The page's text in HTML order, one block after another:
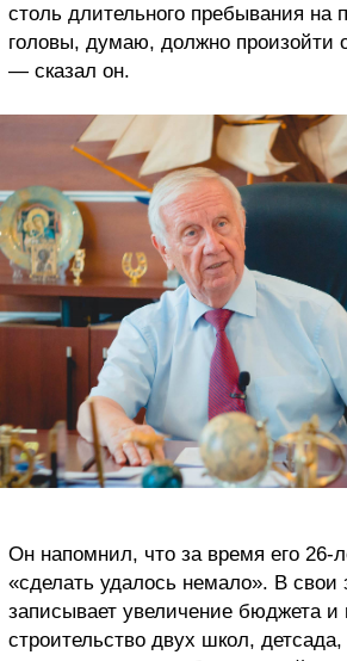
столь длительного пребывания на
головы, думаю, должно произойти
— сказал он.
Он напомнил, что за время его 26-
«сделать удалось немало». В свои
записывает увеличение бюджета и
строительство двух школ,